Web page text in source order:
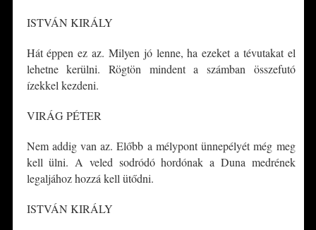
ISTVÁN KIRÁLY
Hát éppen ez az. Milyen jó lenne, ha ezeket a tévutakat el
lehetne kerülni. Rögtön mindent a számban összefutó
ízekkel kezdeni.
VIRÁG PÉTER
Nem addig van az. Előbb a mélypont ünnepélyét még meg
kell ülni. A veled sodródó hordónak a Duna medrének
legaljához hozzá kell ütődni.
ISTVÁN KIRÁLY